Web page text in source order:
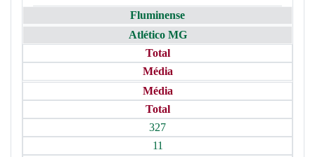
Fluminense
Atlético MG
Total
Média
Média
Total
327
11